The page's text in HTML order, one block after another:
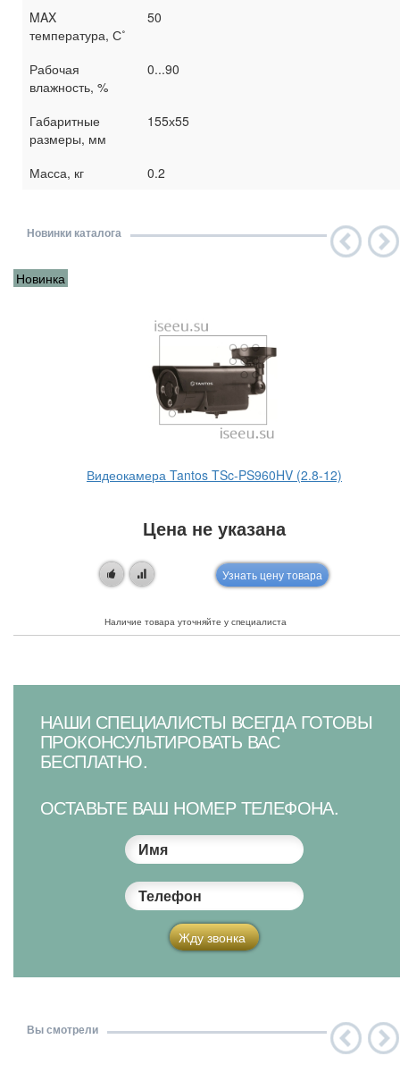
MAX
температура, С˚
50
Рабочая
влажность, %
0...90
Габаритные
размеры, мм
155х55
Масса, кг 0.2
Новинки каталога
Новинка
Видеокамера Tantos TSc-PS960HV (2.8-12)
Цена не указана
Узнать цену товара
Наличие товара уточняйте у специалиста
НАШИ СПЕЦИАЛИСТЫ ВСЕГДА ГОТОВЫ
ПРОКОНСУЛЬТИРОВАТЬ ВАС
БЕСПЛАТНО.
ОСТАВЬТЕ ВАШ НОМЕР ТЕЛЕФОНА.
Имя
Телефон
Жду звонка
Вы смотрели